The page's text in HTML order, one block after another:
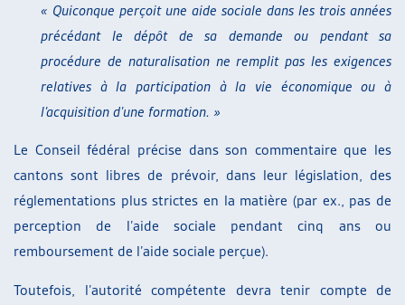
« Quiconque perçoit une aide sociale dans les trois années
précédant le dépôt de sa demande ou pendant sa
procédure de naturalisation ne remplit pas les exigences
relatives à la participation à la vie économique ou à
l’acquisition d’une formation. »
Le Conseil fédéral précise dans son commentaire que les
cantons sont libres de prévoir, dans leur législation, des
réglementations plus strictes en la matière (par ex., pas de
perception de l’aide sociale pendant cinq ans ou
remboursement de l’aide sociale perçue).
Toutefois, l’autorité compétente devra tenir compte de